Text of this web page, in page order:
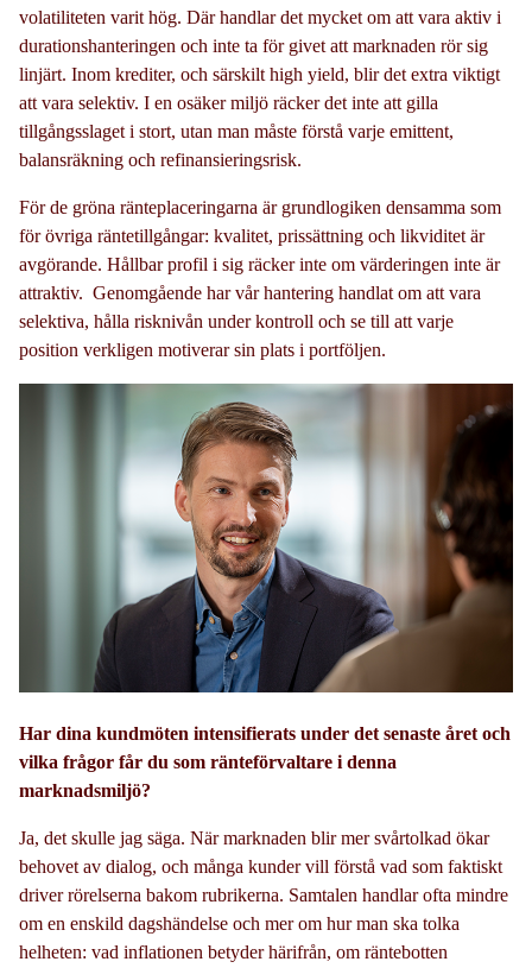
volatiliteten varit hög. Där handlar det mycket om att vara aktiv i
durationshanteringen och inte ta för givet att marknaden rör sig
linjärt. Inom krediter, och särskilt high yield, blir det extra viktigt
att vara selektiv. I en osäker miljö räcker det inte att gilla
tillgångsslaget i stort, utan man måste förstå varje emittent,
balansräkning och refinansieringsrisk.
För de gröna ränteplaceringarna är grundlogiken densamma som
för övriga räntetillgångar: kvalitet, prissättning och likviditet är
avgörande. Hållbar profil i sig räcker inte om värderingen inte är
attraktiv. Genomgående har vår hantering handlat om att vara
selektiva, hålla risknivån under kontroll och se till att varje
position verkligen motiverar sin plats i portföljen.
Har dina kundmöten intensifierats under det senaste året och
vilka frågor får du som ränteförvaltare i denna
marknadsmiljö?
Ja, det skulle jag säga. När marknaden blir mer svårtolkad ökar
behovet av dialog, och många kunder vill förstå vad som faktiskt
driver rörelserna bakom rubrikerna. Samtalen handlar ofta mindre
om en enskild dagshändelse och mer om hur man ska tolka
helheten: vad inflationen betyder härifrån, om räntebotten